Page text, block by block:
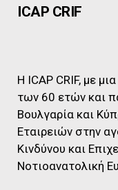
ICAP CRIF
Η ICAP CRIF, με
των 60 ετών και
Βουλγαρία και
Εταιρειών στην
Κινδύνου και
Νοτιοανατολική